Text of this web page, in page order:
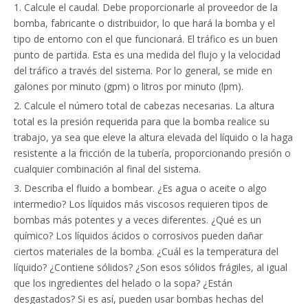
1. Calcule el caudal. Debe proporcionarle al proveedor de la
bomba, fabricante o distribuidor, lo que hará la bomba y el
tipo de entorno con el que funcionará. El tráfico es un buen
punto de partida. Esta es una medida del flujo y la velocidad
del tráfico a través del sistema. Por lo general, se mide en
galones por minuto (gpm) o litros por minuto (lpm).
2. Calcule el número total de cabezas necesarias. La altura
total es la presión requerida para que la bomba realice su
trabajo, ya sea que eleve la altura elevada del líquido o la haga
resistente a la fricción de la tubería, proporcionando presión o
cualquier combinación al final del sistema.
3. Describa el fluido a bombear. ¿Es agua o aceite o algo
intermedio? Los líquidos más viscosos requieren tipos de
bombas más potentes y a veces diferentes. ¿Qué es un
químico? Los líquidos ácidos o corrosivos pueden dañar
ciertos materiales de la bomba. ¿Cuál es la temperatura del
líquido? ¿Contiene sólidos? ¿Son esos sólidos frágiles, al igual
que los ingredientes del helado o la sopa? ¿Están
desgastados? Si es así, pueden usar bombas hechas del